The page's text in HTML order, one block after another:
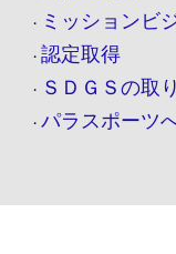
・ ミッションビ
・ 認定取得
・ ＳＤＧＳの取
・ パラスポーツ